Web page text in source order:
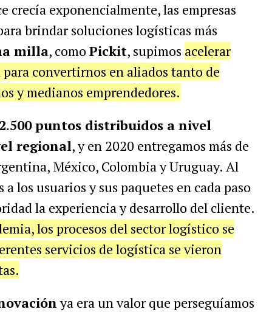
crecía exponencialmente, las empresas
brindar soluciones logísticas más
milla, como Pickit, supimos acelerar
convertirnos en aliados tanto de
y medianos emprendedores.
puntos distribuidos a nivel
regional, y en 2020 entregamos más de
México, Colombia y Uruguay. Al
los usuarios y sus paquetes en cada paso
la experiencia y desarrollo del cliente.
los procesos del sector logístico se
servicios de logística se vieron
ya era un valor que perseguíamos